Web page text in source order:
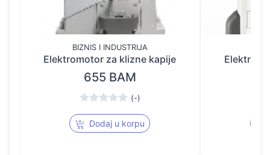
BIZNIS I INDUSTRIJA
Elektromotor za klizne kapije
655 BAM
(-)
Dodaj u korpu